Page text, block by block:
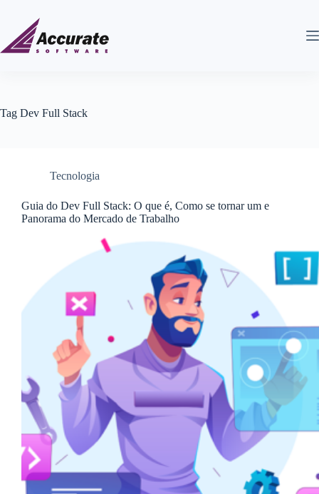
Tag Dev Full Stack
Tecnologia
Guia do Dev Full Stack: O que é, Como se tornar um e
Panorama do Mercado de Trabalho